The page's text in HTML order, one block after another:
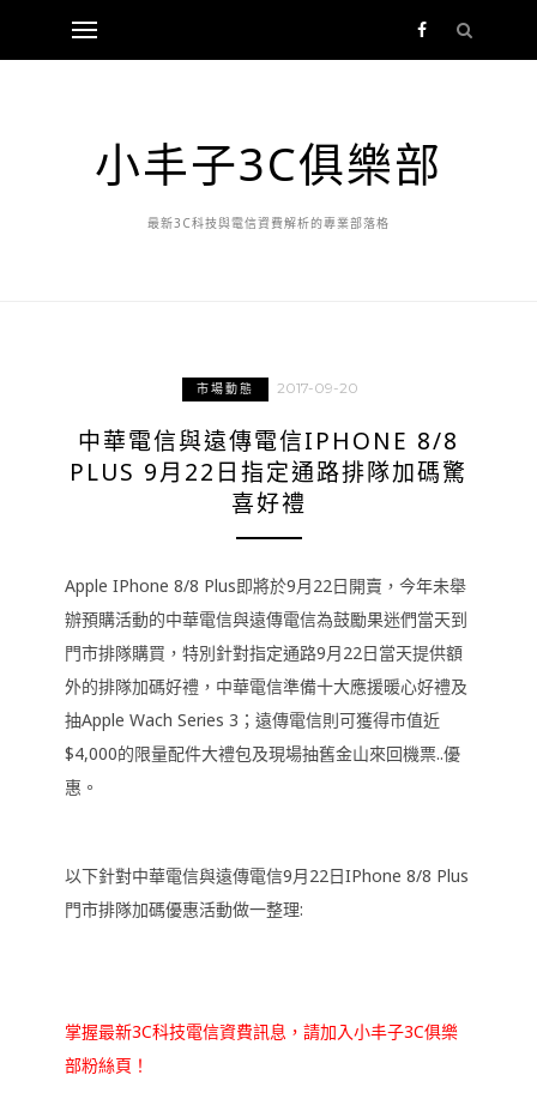
小丰子3C俱樂部
最新3C科技與電信資費解析的專業部落格
市場動態 2017-09-20
中華電信與遠傳電信IPHONE 8/8
PLUS 9月22日指定通路排隊加碼驚
喜好禮
Apple IPhone 8/8 Plus即將於9月22日開賣，今年未舉
辦預購活動的中華電信與遠傳電信為鼓勵果迷們當天到
門市排隊購買，特別針對指定通路9月22日當天提供額
外的排隊加碼好禮，中華電信準備十大應援暖心好禮及
抽Apple Wach Series 3；遠傳電信則可獲得市值近
$4,000的限量配件大禮包及現場抽舊金山來回機票..優
惠。
以下針對中華電信與遠傳電信9月22日IPhone 8/8 Plus
門市排隊加碼優惠活動做一整理:
掌握最新3C科技電信資費訊息，請加入小丰子3C俱樂
部粉絲頁！